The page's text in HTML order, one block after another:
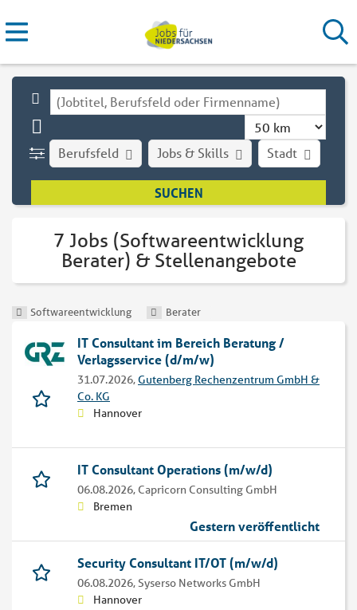
Stadt
Berufsfeld Jobs & Skills
7 Jobs (Softwareentwicklung
Berater) & Stellenangebote
Softwareentwicklung Berater
IT Consultant im Bereich Beratung /
Verlagsservice (d/m/w)
31.07.2026,Gutenberg Rechenzentrum GmbH &
Co. KG
Hannover
IT Consultant Operations (m/w/d)
06.08.2026, Capricorn Consulting GmbH
Bremen
Gestern veröffentlicht
Security Consultant IT/OT (m/w/d)
06.08.2026,Syserso Networks GmbH
Hannover